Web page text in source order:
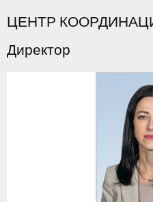
ЦЕНТР
Директор